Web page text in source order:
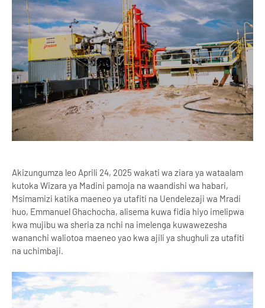
Akizungumza leo Aprili 24, 2025 wakati wa ziara ya wataalam
kutoka Wizara ya Madini pamoja na waandishi wa habari,
Msimamizi katika maeneo ya utafiti na Uendelezaji wa Mradi
huo, Emmanuel Ghachocha, alisema kuwa fidia hiyo imelipwa
kwa mujibu wa sheria za nchi na imelenga kuwawezesha
wananchi waliotoa maeneo yao kwa ajili ya shughuli za utafiti
na uchimbaji.